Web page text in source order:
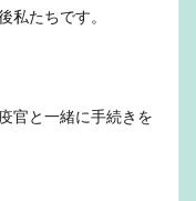
私たちです。
官と一緒に手続きを